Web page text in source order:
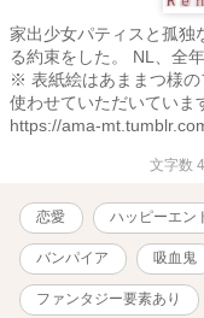
家出少女パティスと孤独
る約束をした。 NL、全
※ 表紙絵はあままつ様の
使わせていただいていま
https://ama-
文字数
恋愛 ハッピーエン
バンパイア 吸血鬼
ファンタジー要素あり